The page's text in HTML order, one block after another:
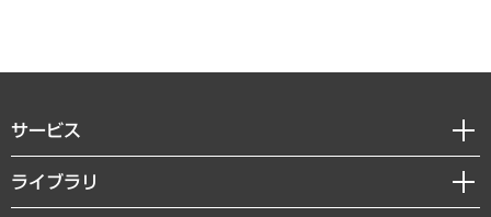
サービス
経営戦略
組織・人事戦略
ライブラリ